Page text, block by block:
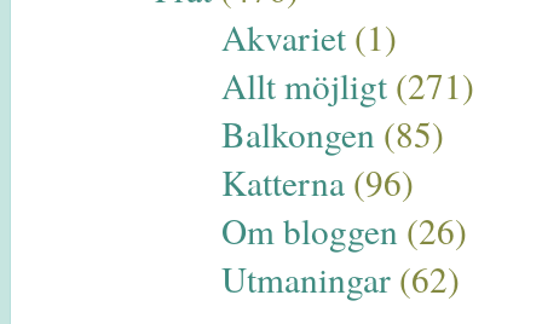
Akvariet (1)
Allt möjligt (271)
Balkongen (85)
Katterna (96)
Om bloggen (26)
Utmaningar (62)